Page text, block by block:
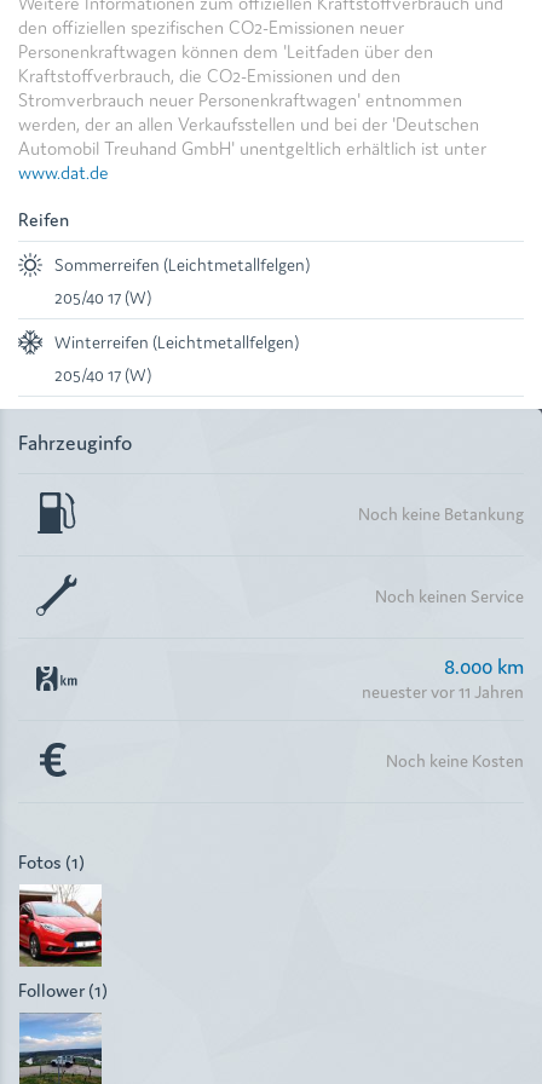
den offiziellen spezifischen CO2-Emissionen neuer
Personenkraftwagen können dem 'Leitfaden über den
Kraftstoffverbrauch, die CO2-Emissionen und den
Stromverbrauch neuer Personenkraftwagen' entnommen
werden, der an allen Verkaufsstellen und bei der 'Deutschen
Automobil Treuhand GmbH' unentgeltlich erhältlich ist unter
www.dat.de
Reifen
Sommerreifen (Leichtmetallfelgen)
205/40 17 (W)
Winterreifen (Leichtmetallfelgen)
205/40 17 (W)
Fahrzeuginfo
Noch keine Betankung
Noch keinen Service
8.000km
neuester vor 11 Jahren
Noch keine Kosten
Fotos (1)
Follower (1)